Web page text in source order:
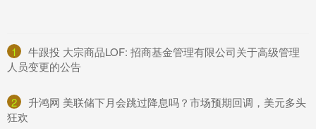
1
​牛跟投 大宗商品LOF: 招商基金管理有限公司关于高级管理
人员变更的公告
2
​升鸿网 美联储下月会跳过降息吗？市场预期回调，美元多头
狂欢